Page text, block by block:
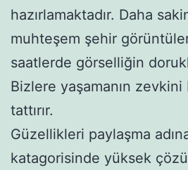
hazırlamaktadır. Daha
muhteşem şehir
saatlerde görselliğin
Bizlere yaşamanın
tattırır.
Güzellikleri paylaşma
katagorisinde yüksek